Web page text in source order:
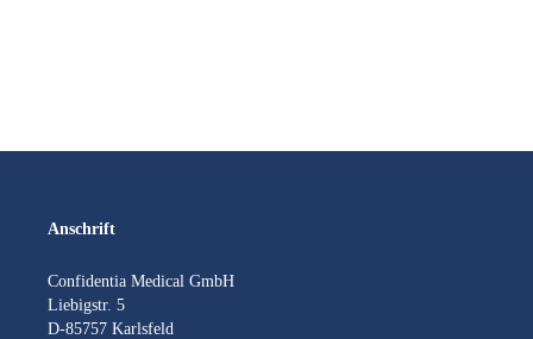
Anschrift
Confidentia Medical GmbH
Liebigstr. 5
D-85757 Karlsfeld